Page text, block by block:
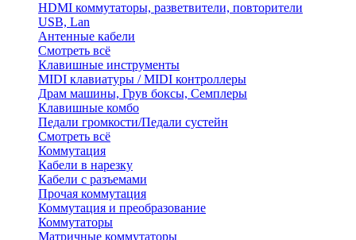
HDMI коммутаторы, разветвители, повторители
USB, Lan
Антенные кабели
Смотреть всё
Клавишные инструменты
MIDI клавиатуры / MIDI контроллеры
Драм машины, Грув боксы, Семплеры
Клавишные комбо
Педали громкости/Педали сустейн
Смотреть всё
Коммутация
Кабели в нарезку
Кабели с разъемами
Прочая коммутация
Коммутация и преобразование
Коммутаторы
Матричные коммутаторы